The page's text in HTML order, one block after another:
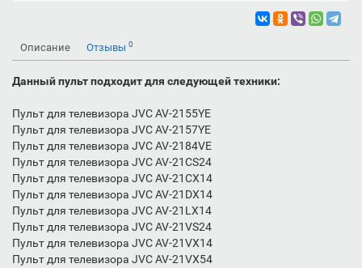
Описание Отзывы 0
Данный пульт подходит для следующей техники:
Пульт для телевизора JVC AV-2155YE
Пульт для телевизора JVC AV-2157YE
Пульт для телевизора JVC AV-2184VE
Пульт для телевизора JVC AV-21CS24
Пульт для телевизора JVC AV-21CX14
Пульт для телевизора JVC AV-21DX14
Пульт для телевизора JVC AV-21LX14
Пульт для телевизора JVC AV-21VS24
Пульт для телевизора JVC AV-21VX14
Пульт для телевизора JVC AV-21VX54